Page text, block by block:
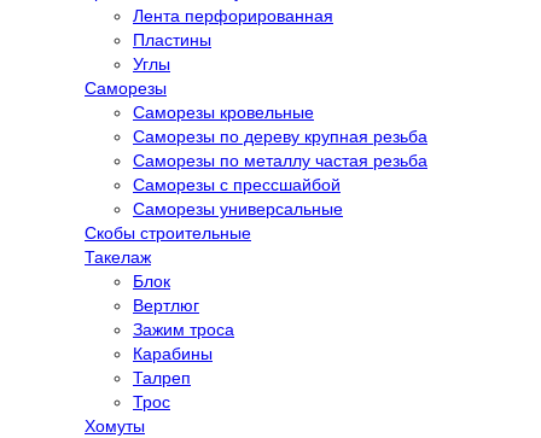
Лента перфорированная
Пластины
Углы
Саморезы
Саморезы кровельные
Саморезы по дереву крупная резьба
Саморезы по металлу частая резьба
Саморезы с прессшайбой
Саморезы универсальные
Скобы строительные
Такелаж
Блок
Вертлюг
Зажим троса
Карабины
Талреп
Трос
Хомуты